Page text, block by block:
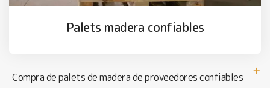
Palets madera confiables
Compra de palets de madera de proveedores confiables